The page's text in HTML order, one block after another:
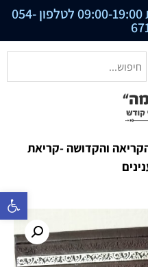
פתח סרגל
054-
והקדושה -קריאת